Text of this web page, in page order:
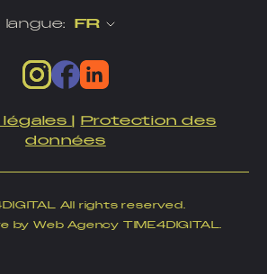
langue: FR
| Protection des
données
All rights reserved.
by Web Agency TIME4DIGITAL.